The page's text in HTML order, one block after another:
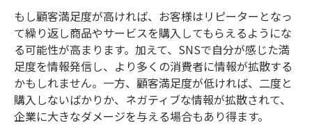
もし顧客満足度が高ければ、お客様はリピーターとなっ
て繰り返し商品やサービスを購入してもらえるようにな
る可能性が高まります。加えて、SNSで自分が感じた満
足度を情報発信し、より多くの消費者に情報が拡散する
かもしれません。一方、顧客満足度が低ければ、二度と
購入しないばかりか、ネガティブな情報が拡散されて、
企業に大きなダメージを与える場合もあり得ます。